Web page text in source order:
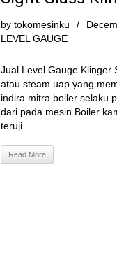
by tokomesinku /
LEVEL GAUGE
Jual Level Gauge Klinger
atau steam uap yang
indira mitra boiler selaku
dari pada mesin Boiler
teruji ...
Read More